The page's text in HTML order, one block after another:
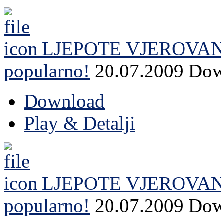
LJEPOTE
popularno! 20.07.2009
Download
Play & Detalji
LJEPOTE
popularno! 20.07.2009